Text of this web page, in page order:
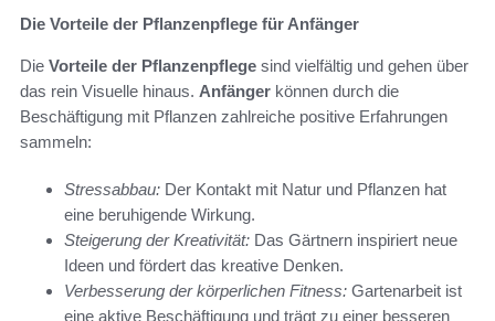
Die Vorteile der Pflanzenpflege für Anfänger
Die Vorteile der Pflanzenpflege sind vielfältig und gehen über
das rein Visuelle hinaus. Anfänger können durch die
Beschäftigung mit Pflanzen zahlreiche positive Erfahrungen
sammeln:
Stressabbau: Der Kontakt mit Natur und Pflanzen hat
eine beruhigende Wirkung.
Steigerung der Kreativität: Das Gärtnern inspiriert neue
Ideen und fördert das kreative Denken.
Verbesserung der körperlichen Fitness: Gartenarbeit ist
eine aktive Beschäftigung und trägt zu einer besseren